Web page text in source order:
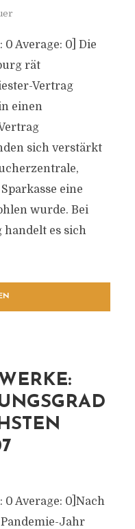
Average: 0] Die
rät
Vertrag
einen
sich verstärkt
eine
wurde. Bei
handelt es sich
0 Average: 0]Nach
Jahr